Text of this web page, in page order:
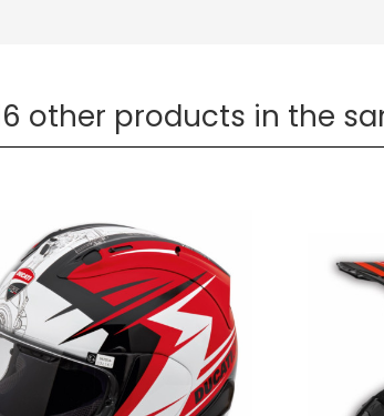
other products in the